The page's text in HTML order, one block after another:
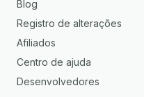
Blog
Registro de alterações
Afiliados
Centro de ajuda
Desenvolvedores